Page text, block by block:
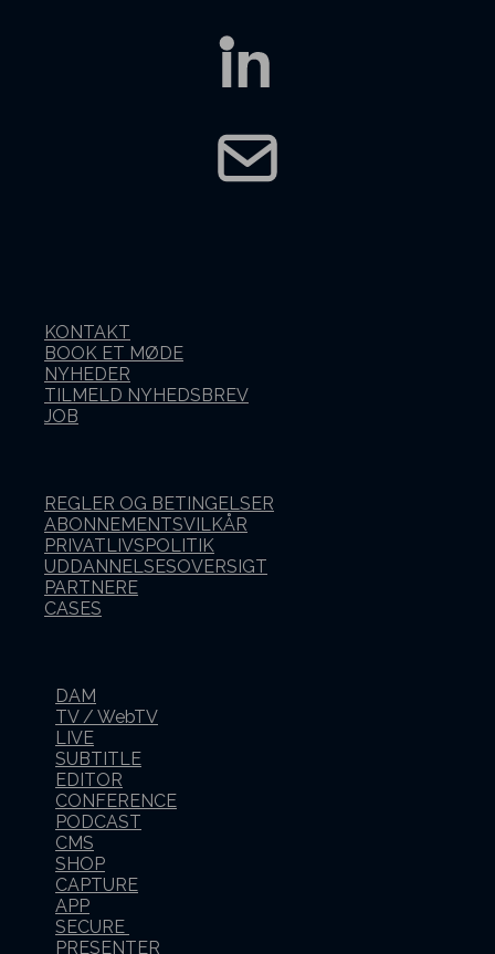
KONTAKT
BOOK ET MØDE
NYHEDER
TILMELD NYHEDSBREV
JOB
REGLER OG BETINGELSER
ABONNEMENTSVILKÅR
PRIVATLIVSPOLITIK
UDDANNELSESOVERSIGT
PARTNERE
CASES
DAM
TV / WebTV
LIVE
SUBTITLE
EDITOR
CONFERENCE
PODCAST
CMS
SHOP
CAPTURE
APP
SECURE
PRESENTER